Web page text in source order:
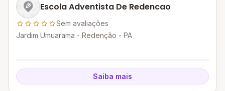
Escola Adventista De Redencao
Sem avaliações
Jardim Umuarama - Redenção - PA
Saiba mais